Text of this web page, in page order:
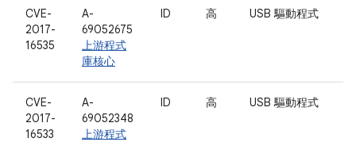
CVE-
2017-
16535
A-
69052675
上游程式
庫核心
ID 高 USB 驅動程式
CVE-
2017-
16533
A-
69052348
上游程式
ID 高 USB 驅動程式